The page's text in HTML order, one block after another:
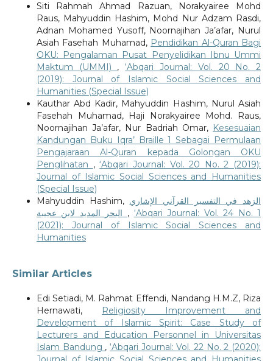
Siti Rahmah Ahmad Razuan, Norakyairee Mohd
Raus, Mahyuddin Hashim, Mohd Nur Adzam Rasdi,
Adnan Mohamed Yusoff, Noornajihan Ja’afar, Nurul
Asiah Fasehah Muhamad, Pendidikan Al-Quran Bagi
OKU: Pengalaman Pusat Penyelidikan Ibnu Ummi
Maktum (UMMI) ,‘Abqari Journal: Vol. 20 No. 2
(2019): Journal of Islamic Social Sciences and
Humanities (Special Issue)
Kauthar Abd Kadir, Mahyuddin Hashim, Nurul Asiah
Fasehah Muhamad, Haji Norakyairee Mohd. Raus,
Noornajihan Ja’afar, Nur Badriah Omar, Kesesuaian
Kandungan Buku Iqra’ Braille 1 Sebagai Permulaan
Pengajaraan Al-Quran kepada Golongan OKU
Penglihatan ,‘Abqari Journal: Vol. 20 No. 2 (2019):
Journal of Islamic Social Sciences and Humanities
(Special Issue)
Mahyuddin Hashim, الزهد في التفسير القرآني الإشاري
, ‘Abqari Journal: Vol. 24 No. 1
(2021): Journal of Islamic Social Sciences and
Humanities
Similar Articles
Edi Setiadi, M. Rahmat Effendi, Nandang H.M.Z, Riza
Hernawati,
Religiosity Improvement and
Development of Islamic Spirit: Case Study of
Lecturers and Education Personnel in Universitas
Islam Bandung ,‘Abqari Journal: Vol. 22 No. 2 (2020):